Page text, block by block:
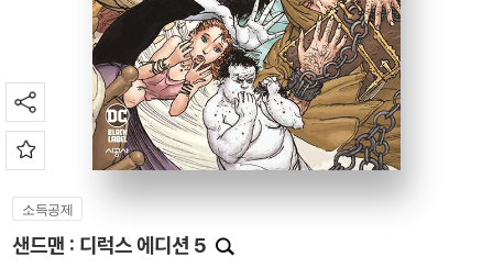
소득공제
샌드맨 : 디럭스 에디션 5